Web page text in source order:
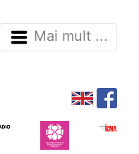
Mai mult ...